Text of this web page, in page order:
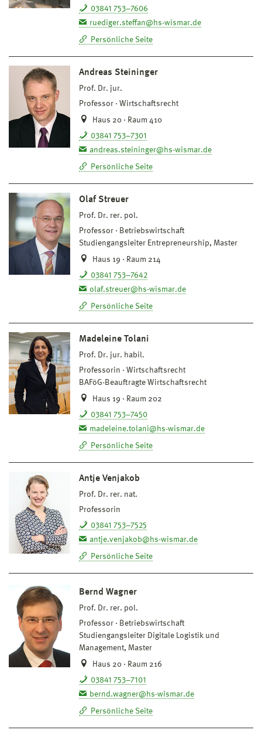
03841 753–7606
ruediger.steffan@hs-wismar.de
Persönliche Seite
Andreas Steininger
Prof. Dr. jur.
Professor
Wirtschaftsrecht
Haus 20 · Raum 410
03841 753–7301
andreas.steininger@hs-wismar.de
Persönliche Seite
Olaf Streuer
Prof. Dr. rer. pol.
Professor
Betriebswirtschaft
Studiengangsleiter Entrepreneurship, Master
Haus 19 · Raum 214
03841 753–7642
olaf.streuer@hs-wismar.de
Persönliche Seite
Madeleine Tolani
Prof. Dr. jur. habil.
Professorin
Wirtschaftsrecht
BAFöG-Beauftragte Wirtschaftsrecht
Haus 19 · Raum 202
03841 753–7450
madeleine.tolani@hs-wismar.de
Persönliche Seite
Antje Venjakob
Prof. Dr. rer. nat.
Professorin
03841 753–7525
antje.venjakob@hs-wismar.de
Persönliche Seite
Bernd Wagner
Prof. Dr. rer. pol.
Professor
Betriebswirtschaft
Studiengangsleiter Digitale Logistik und
Management, Master
Haus 20 · Raum 216
03841 753–7101
bernd.wagner@hs-wismar.de
Persönliche Seite